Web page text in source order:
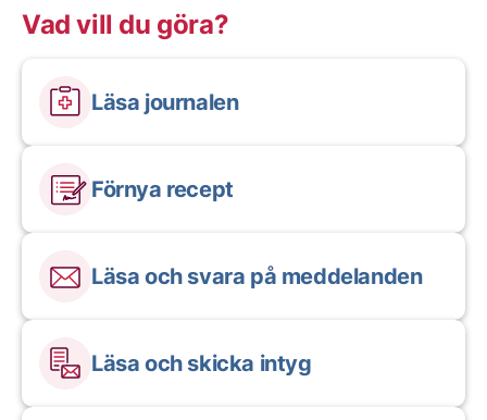
Vad vill du göra?
Läsa journalen
Förnya recept
Läsa och svara på meddelanden
Läsa och skicka intyg